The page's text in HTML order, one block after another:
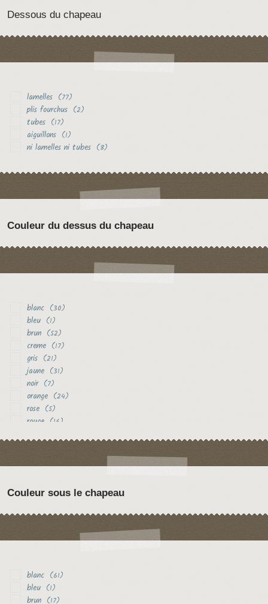
Dessous du chapeau
lamelles (77)
plis fourchus (2)
tubes (17)
aiguillons (1)
ni lamelles ni tubes (8)
Couleur du dessus du chapeau
blanc (30)
bleu (1)
brun (52)
creme (17)
gris (21)
jaune (31)
noir (7)
orange (24)
rose (5)
rouge (16)
Couleur sous le chapeau
blanc (61)
bleu (1)
brun (17)